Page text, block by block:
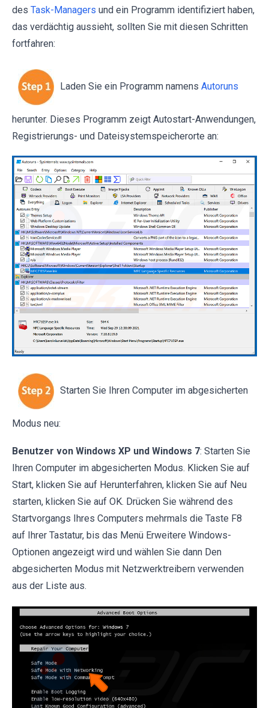
des Task-Managers und ein Programm identifiziert haben,
das verdächtig aussieht, sollten Sie mit diesen Schritten
fortfahren:
Laden Sie ein Programm namens Autoruns
herunter. Dieses Programm zeigt Autostart-Anwendungen,
Registrierungs- und Dateisystemspeicherorte an:
Starten Sie Ihren Computer im abgesicherten
Modus neu:
Benutzer von Windows XP und Windows 7: Starten Sie
Ihren Computer im abgesicherten Modus. Klicken Sie auf
Start, klicken Sie auf Herunterfahren, klicken Sie auf Neu
starten, klicken Sie auf OK. Drücken Sie während des
Startvorgangs Ihres Computers mehrmals die Taste F8
auf Ihrer Tastatur, bis das Menü Erweitere Windows-
Optionen angezeigt wird und wählen Sie dann Den
abgesicherten Modus mit Netzwerktreibern verwenden
aus der Liste aus.